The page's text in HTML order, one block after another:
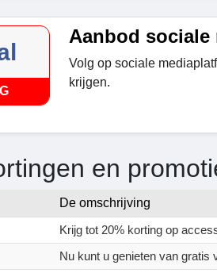
Aanbod sociale
Volg op sociale
krijgen.
en
De omschrijving
Krijg tot 20% korting op
Nu kunt u genieten van gratis